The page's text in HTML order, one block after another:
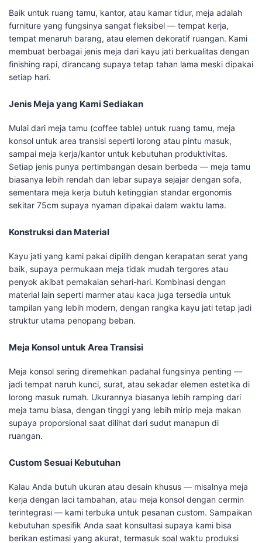
Baik untuk ruang tamu, kantor, atau kamar tidur, meja adalah
furniture yang fungsinya sangat fleksibel — tempat kerja,
tempat menaruh barang, atau elemen dekoratif ruangan. Kami
membuat berbagai jenis meja dari kayu jati berkualitas dengan
finishing rapi, dirancang supaya tetap tahan lama meski dipakai
setiap hari.
Jenis Meja yang Kami Sediakan
Mulai dari meja tamu (coffee table) untuk ruang tamu, meja
konsol untuk area transisi seperti lorong atau pintu masuk,
sampai meja kerja/kantor untuk kebutuhan produktivitas.
Setiap jenis punya pertimbangan desain berbeda — meja tamu
biasanya lebih rendah dan lebar supaya sejajar dengan sofa,
sementara meja kerja butuh ketinggian standar ergonomis
sekitar 75cm supaya nyaman dipakai dalam waktu lama.
Konstruksi dan Material
Kayu jati yang kami pakai dipilih dengan kerapatan serat yang
baik, supaya permukaan meja tidak mudah tergores atau
penyok akibat pemakaian sehari-hari. Kombinasi dengan
material lain seperti marmer atau kaca juga tersedia untuk
tampilan yang lebih modern, dengan rangka kayu jati tetap jadi
struktur utama penopang beban.
Meja Konsol untuk Area Transisi
Meja konsol sering diremehkan padahal fungsinya penting —
jadi tempat naruh kunci, surat, atau sekadar elemen estetika di
lorong masuk rumah. Ukurannya biasanya lebih ramping dari
meja tamu biasa, dengan tinggi yang lebih mirip meja makan
supaya proporsional saat dilihat dari sudut manapun di
ruangan.
Custom Sesuai Kebutuhan
Kalau Anda butuh ukuran atau desain khusus — misalnya meja
kerja dengan laci tambahan, atau meja konsol dengan cermin
terintegrasi — kami terbuka untuk pesanan custom. Sampaikan
kebutuhan spesifik Anda saat konsultasi supaya kami bisa
berikan estimasi yang akurat, termasuk soal waktu produksi